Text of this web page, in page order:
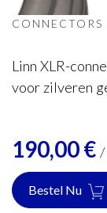
CONNECTORS
Linn XLR-
voor zilveren
190,00€ /
Bestel Nu